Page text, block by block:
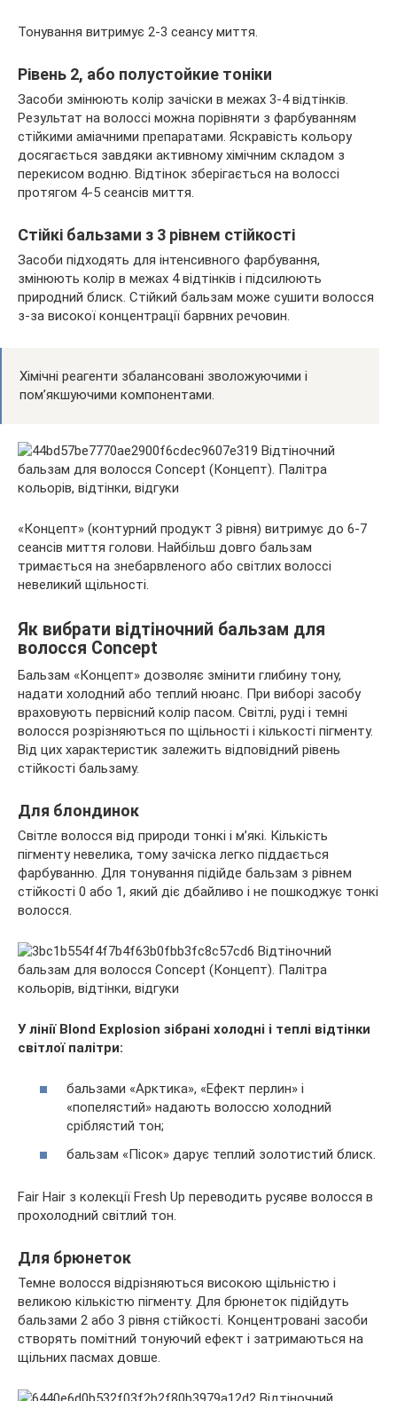
Тонування витримує 2-3 сеансу миття.
Рівень 2, або полустойкие тоніки
Засоби змінюють колір зачіски в межах 3-4 відтінків.
Результат на волоссі можна порівняти з фарбуванням
стійкими аміачними препаратами. Яскравість кольору
досягається завдяки активному хімічним складом з
перекисом водню. Відтінок зберігається на волоссі
протягом 4-5 сеансів миття.
Стійкі бальзами з 3 рівнем стійкості
Засоби підходять для інтенсивного фарбування,
змінюють колір в межах 4 відтінків і підсилюють
природний блиск. Стійкий бальзам може сушити волосся
з-за високої концентрації барвних речовин.
Хімічні реагенти збалансовані зволожуючими і
пом’якшуючими компонентами.
«Концепт» (контурний продукт 3 рівня) витримує до 6-7
сеансів миття голови. Найбільш довго бальзам
тримається на знебарвленого або світлих волоссі
невеликий щільності.
Як вибрати відтіночний бальзам для
волосся Concept
Бальзам «Концепт» дозволяє змінити глибину тону,
надати холодний або теплий нюанс. При виборі засобу
враховують первісний колір пасом. Світлі, руді і темні
волосся розрізняються по щільності і кількості пігменту.
Від цих характеристик залежить відповідний рівень
стійкості бальзаму.
Для блондинок
Світле волосся від природи тонкі і м’які. Кількість
пігменту невелика, тому зачіска легко піддається
фарбуванню. Для тонування підійде бальзам з рівнем
стійкості 0 або 1, який діє дбайливо і не пошкоджує тонкі
волосся.
У лінії Blond Explosion зібрані холодні і теплі відтінки
світлої палітри:
бальзами «Арктика», «Ефект перлин» і
«попелястий» надають волоссю холодний
сріблястий тон;
бальзам «Пісок» дарує теплий золотистий блиск.
Fair Hair з колекції Fresh Up переводить русяве волосся в
прохолодний світлий тон.
Для брюнеток
Темне волосся відрізняються високою щільністю і
великою кількістю пігменту. Для брюнеток підійдуть
бальзами 2 або 3 рівня стійкості. Концентровані засоби
створять помітний тонуючий ефект і затримаються на
щільних пасмах довше.